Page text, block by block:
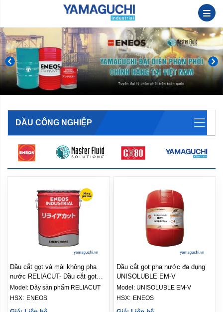
DẦU CÔNG NGHIỆP
Dầu cắt gọt và mài không pha
nước RELIACUT- Dầu cắt gọt
ENEOS
Model: Dãy sản phẩm RELIACUT
ENEOS
Dầu cắt gọt pha nước đa dụng
UNISOLUBLE EM-V
Model: UNISOLUBLE EM-V
HSX: ENEOS